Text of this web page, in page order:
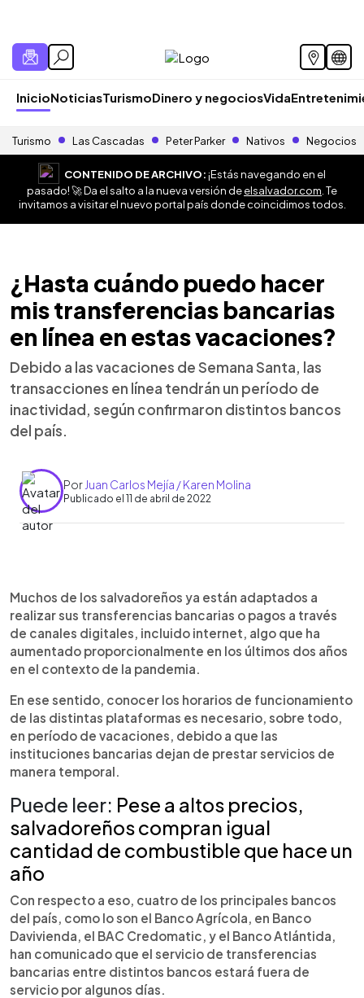
InicioNoticiasTurismoDinero y negociosVida
Turismo Las Cascadas Peter Parker Nativos Negocios
CONTENIDO DE ARCHIVO:¡Estás navegando en el
pasado! 🚀 Da el salto a la nueva versión deelsalvador.com . Te
invitamos a visitar el nuevo portal país donde coincidimos todos.
¿Hasta cuándo puedo hacer
mis transferencias bancarias
en línea en estas vacaciones?
Debido a las vacaciones de Semana Santa, las
transacciones en línea tendrán un período de
inactividad, según confirmaron distintos bancos
del país.
Por Juan Carlos Mejía / Karen Molina
Publicado el 11 de abril de 2022
Escuchar artículo
Muchos de los salvadoreños ya están adaptados a
realizar sus transferencias bancarias o pagos a través
de canales digitales, incluido internet, algo que ha
aumentado proporcionalmente en los últimos dos años
en el contexto de la pandemia.
En ese sentido, conocer los horarios de funcionamiento
de las distintas plataformas es necesario, sobre todo,
en período de vacaciones, debido a que las
instituciones bancarias dejan de prestar servicios de
manera temporal.
Puede leer: Pese a altos precios,
salvadoreños compran igual
cantidad de combustible que hace un
año
Con respecto a eso, cuatro de los principales bancos
del país, como lo son el Banco Agrícola, en Banco
Davivienda, el BAC Credomatic, y el Banco Atlántida,
han comunicado que el servicio de transferencias
bancarias entre distintos bancos estará fuera de
servicio por algunos días.